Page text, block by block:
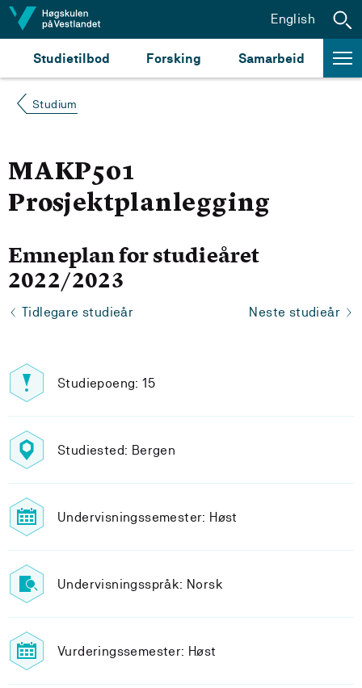
Hopp til innhald
Studietilbod Forsking Samarbeid
English
Studium
MAKP501
Prosjektplanlegging
Emneplan for studieåret
2022/2023
Tidlegare studieår Neste studieår
Studiepoeng: 15
Studiested: Bergen
Undervisningssemester: Høst
Undervisningsspråk: Norsk
Vurderingssemester: Høst